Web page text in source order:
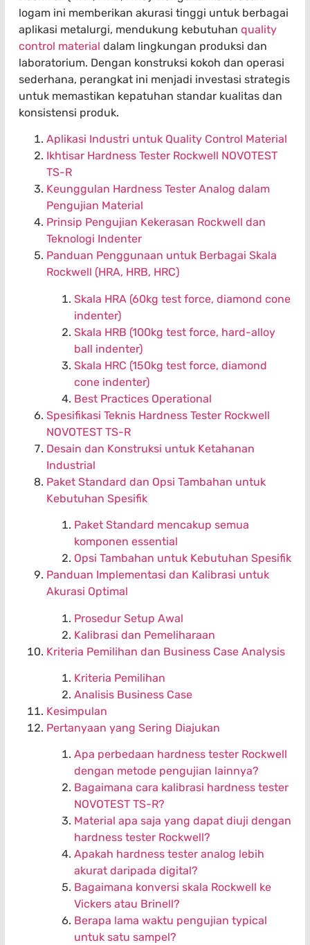
logam ini memberikan akurasi tinggi untuk berbagai
aplikasi metalurgi, mendukung kebutuhan quality
control material dalam lingkungan produksi dan
laboratorium. Dengan konstruksi kokoh dan operasi
sederhana, perangkat ini menjadi investasi strategis
untuk memastikan kepatuhan standar kualitas dan
konsistensi produk.
Aplikasi Industri untuk Quality Control Material
Ikhtisar Hardness Tester Rockwell NOVOTEST
TS-R
Keunggulan Hardness Tester Analog dalam
Pengujian Material
Prinsip Pengujian Kekerasan Rockwell dan
Teknologi Indenter
Panduan Penggunaan untuk Berbagai Skala
Rockwell (HRA, HRB, HRC)
Skala HRA (60kg test force, diamond cone
indenter)
Skala HRB (100kg test force, hard-alloy
ball indenter)
Skala HRC (150kg test force, diamond
cone indenter)
Best Practices Operational
Spesifikasi Teknis Hardness Tester Rockwell
NOVOTEST TS-R
Desain dan Konstruksi untuk Ketahanan
Industrial
Paket Standard dan Opsi Tambahan untuk
Kebutuhan Spesifik
Paket Standard mencakup semua
komponen essential
Opsi Tambahan untuk Kebutuhan Spesifik
Panduan Implementasi dan Kalibrasi untuk
Akurasi Optimal
Prosedur Setup Awal
Kalibrasi dan Pemeliharaan
Kriteria Pemilihan dan Business Case Analysis
Kriteria Pemilihan
Analisis Business Case
Kesimpulan
Pertanyaan yang Sering Diajukan
Apa perbedaan hardness tester Rockwell
dengan metode pengujian lainnya?
Bagaimana cara kalibrasi hardness tester
NOVOTEST TS-R?
Material apa saja yang dapat diuji dengan
hardness tester Rockwell?
Apakah hardness tester analog lebih
akurat daripada digital?
Bagaimana konversi skala Rockwell ke
Vickers atau Brinell?
Berapa lama waktu pengujian typical
untuk satu sampel?